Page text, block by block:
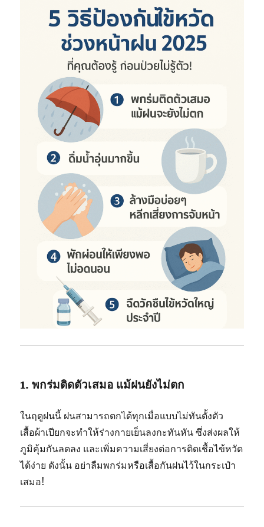
1.พกร่มติดตัวเสมอ แม้ฝนยังไม่ตก
ในฤดูฝนนี้ ฝนสามารถตกได้ทุกเมื่อแบบไม่ทันตั้งตัว
เสื้อผ้าเปียกจะทำให้ร่างกายเย็นลงกะทันหันซึ่งส่งผลให้
ภูมิคุ้มกันลดลง และเพิ่มความเสี่ยงต่อการติดเชื้อไข้หวัด
ได้ง่าย ดังนั้น อย่าลืมพกร่มหรือเสื้อกันฝนไว้ในกระเป๋า
เสมอ!